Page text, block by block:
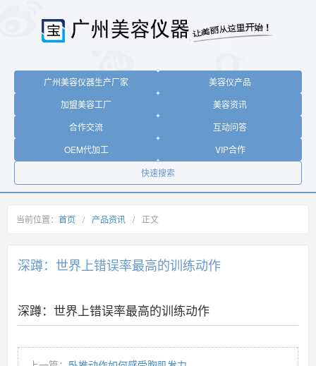
广州美容仪器生产厂家
美容仪产品
加盟美容工厂
美容资讯
合作交流
互动问答
OEM代加工
VIP合作
快速搜索
当前位置： 首页 / 产品资讯 / 正文
深蹲：世界上错误率最高的训练动作
深蹲：世界上错误率最高的训练动作